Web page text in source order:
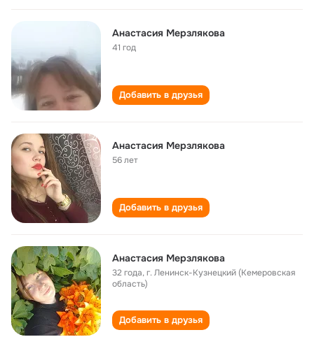
Анастасия Мерзлякова
41 год
Добавить в друзья
Анастасия Мерзлякова
56 лет
Добавить в друзья
Анастасия Мерзлякова
32 года,г. Ленинск-Кузнецкий (Кемеровская
область)
Добавить в друзья